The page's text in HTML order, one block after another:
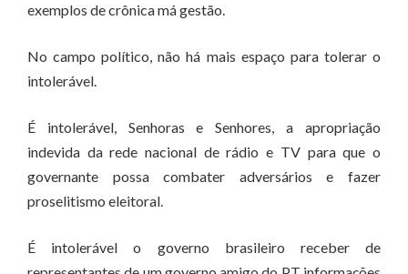
exemplos de crônica má gestão.
No campo político, não há mais espaço para tolerar o
intolerável.
É intolerável, Senhoras e Senhores, a apropriação
indevida da rede nacional de rádio e TV para que o
governante possa combater adversários e fazer
proselitismo eleitoral.
É intolerável o governo brasileiro receber de